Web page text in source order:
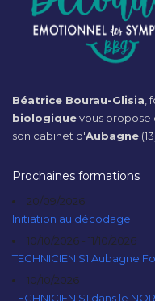
Béatrice Bourau-Glisia,
biologiquevous propose
son cabinet d'Aubagne
Prochaines formations
20/09/2026
Initiation au décodage
10/10/2026 - 11/10/2026
TECHNICIEN S1 Aubagne
10/10/2026
TECHNICIEN S1 dans le